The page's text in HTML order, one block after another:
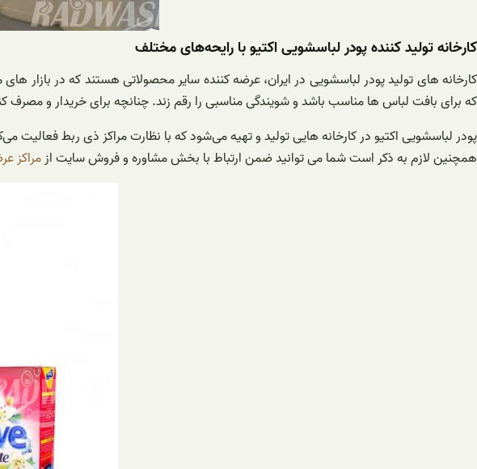
کارخانه تولید کننده پودر لباسشویی اکتیو با رایحه‌های مختلف
کارخانه‌ های تولید پودر لباسشویی در ایران، عرضه کننده سایر محصولاتی هستند که در بازار‌
که برای بافت لباس ها مناسب باشد و شویندگی مناسبی را رقم زند. چنانچه برای خریدار و مصرف
پودر لباسشویی اکتیو در کارخانه‌ هایی تولید و تهیه می‌شود که با نظارت مراکز ذی ربط
همچنین لازم به ذکر است شما می توانید ضمن ارتباط با بخش مشاوره و فروش سایت ازمراکز